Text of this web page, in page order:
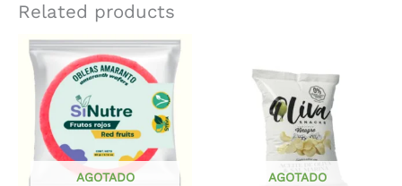
Related products
AGOTADO AGOTADO